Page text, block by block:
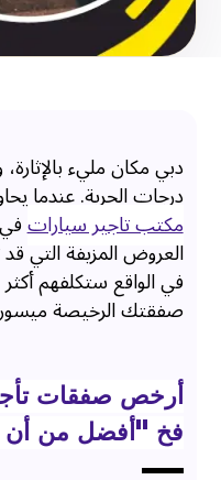
دبي مكان مليء
درجات الحرية. عندما
مكتب تاجير سياراتفي
العروض المزيفة التي قد
في الواقع ستكلفهم
صفقتك الرخيصة
أرخص صفقات
فخ ”أفضل من أن